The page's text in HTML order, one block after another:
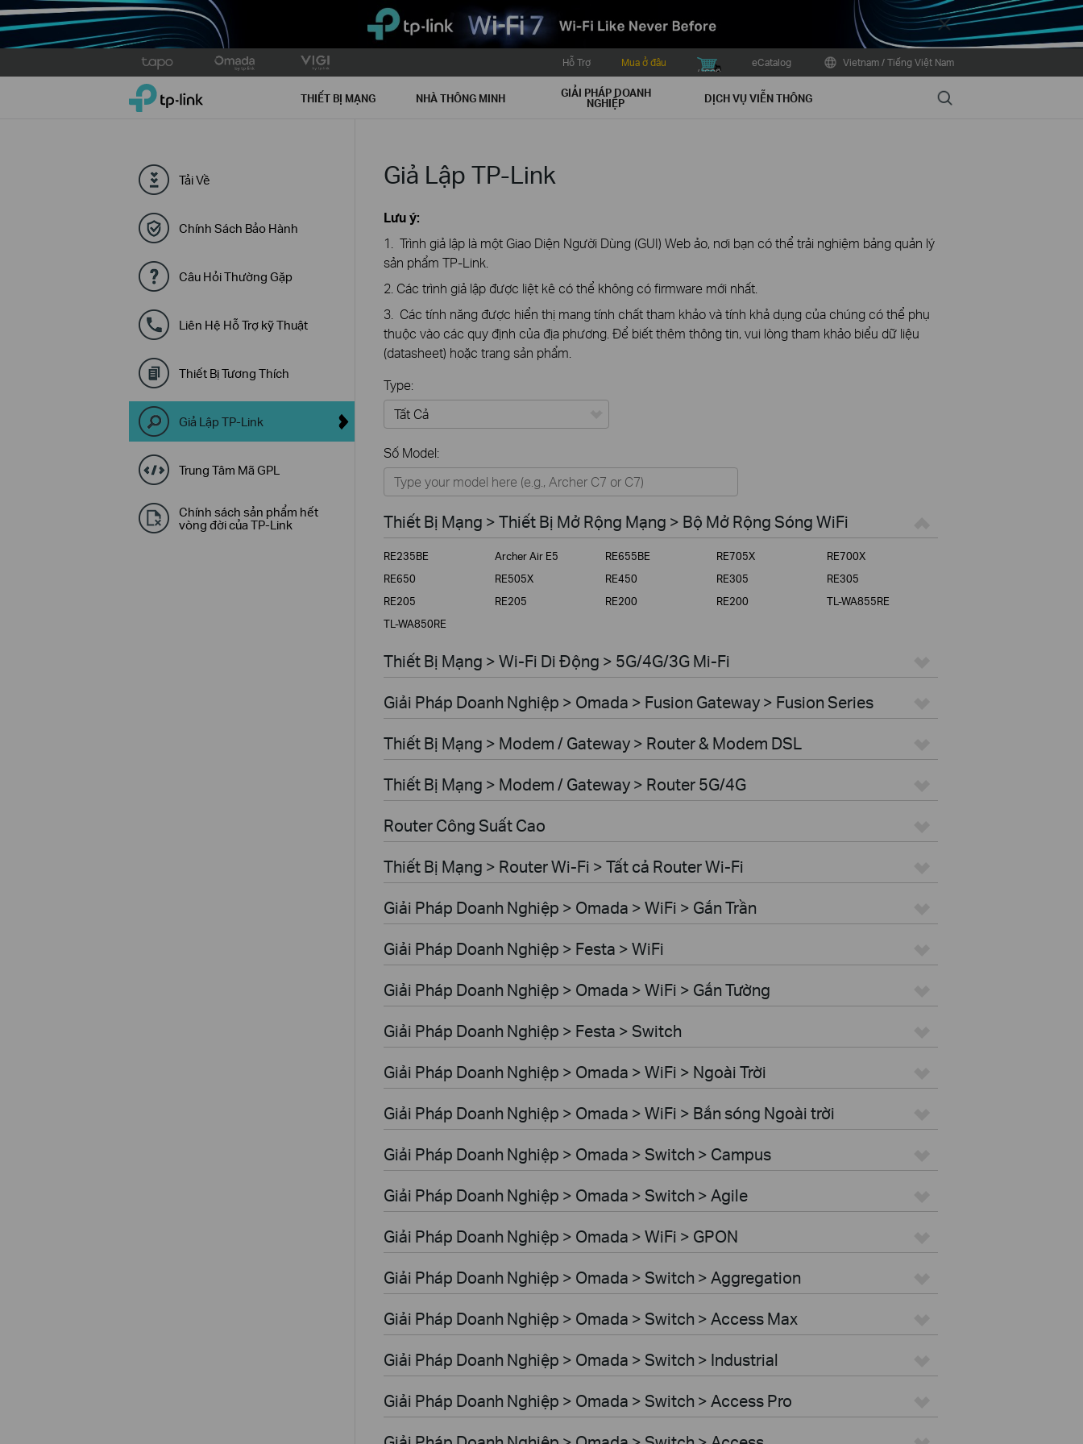
Close
to
Hỗ Trợ Mua ở đâu
buy icon
eCatalog Vietnam / Tiếng Việt Nam
TP-Link, Reliably Smart THIẾT BỊ MẠNG NHÀ THÔNG MINH GIẢI PHÁP DOANH
NGHIỆP DỊCH VỤ VIỄN THÔNG Search
Tải Về
Chính Sách Bảo Hành
Câu Hỏi Thường Gặp
Liên Hệ Hỗ Trợ kỹ Thuật
Thiết Bị Tương Thích
Giả Lập TP-Link
Trung Tâm Mã GPL
Chính sách sản phẩm hết
vòng đời của TP-Link
Giả Lập TP-Link
Lưu ý:
1. Trình giả lập là một Giao Diện Người Dùng (GUI) Web ảo, nơi bạn có thể trải nghiệm bảng quản lý
sản phẩm TP-Link.
2. Các trình giả lập được liệt kê có thể không có firmware mới nhất.
3. Các tính năng được hiển thị mang tính chất tham khảo và tính khả dụng của chúng có thể phụ
thuộc vào các quy định của địa phương. Để biết thêm thông tin, vui lòng tham khảo biểu dữ liệu
(datasheet) hoặc trang sản phẩm.
Type:
Tất Cả
Thiết Bị Mạng
Nhà Thông Minh
Giải Pháp Doanh Nghiệp
Dịch Vụ Viễn Thông
Số Model:
Thiết Bị Mạng > Thiết Bị Mở Rộng Mạng > Bộ Mở Rộng Sóng WiFi
RE235BE Archer Air E5 RE655BE RE705X
RE700X
RE650
RE505X RE450 RE305
RE305
RE205
RE205 RE200 RE200
TL-WA855RE
TL-WA850RE
Thiết Bị Mạng > Wi-Fi Di Động > 5G/4G/3G Mi-Fi
Giải Pháp Doanh Nghiệp > Omada > Fusion Gateway > Fusion Series
Thiết Bị Mạng > Modem / Gateway > Router & Modem DSL
Thiết Bị Mạng > Modem / Gateway > Router 5G/4G
Router Công Suất Cao
Thiết Bị Mạng > Router Wi-Fi > Tất cả Router Wi-Fi
Giải Pháp Doanh Nghiệp > Omada > WiFi > Gắn Trần
Giải Pháp Doanh Nghiệp > Festa > WiFi
Giải Pháp Doanh Nghiệp > Omada > WiFi > Gắn Tường
Giải Pháp Doanh Nghiệp > Festa > Switch
Giải Pháp Doanh Nghiệp > Omada > WiFi > Ngoài Trời
Giải Pháp Doanh Nghiệp > Omada > WiFi > Bắn sóng Ngoài trời
Giải Pháp Doanh Nghiệp > Omada > Switch > Campus
Giải Pháp Doanh Nghiệp > Omada > Switch > Agile
Giải Pháp Doanh Nghiệp > Omada > WiFi > GPON
Giải Pháp Doanh Nghiệp > Omada > Switch > Aggregation
Giải Pháp Doanh Nghiệp > Omada > Switch > Access Max
Giải Pháp Doanh Nghiệp > Omada > Switch > Industrial
Giải Pháp Doanh Nghiệp > Omada > Switch > Access Pro